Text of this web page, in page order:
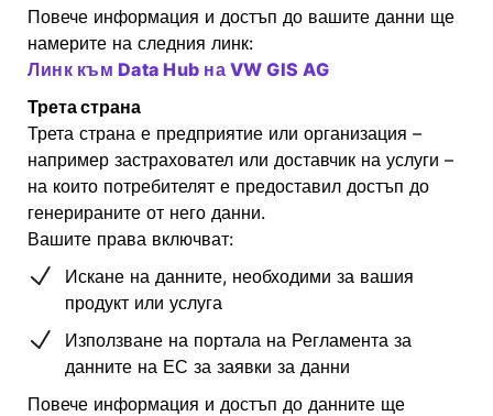
Повече информация и достъп до вашите данни ще
намерите на следния линк:
Линк към Data Hub на VW GIS AG
Трета страна
Трета страна е предприятие или организация –
например застраховател или доставчик на услуги –
на които потребителят е предоставил достъп до
генерираните от него данни.
Вашите права включват:
Искане на данните, необходими за вашия
продукт или услуга
Използване на портала на Регламента за
данните на ЕС за заявки за данни
Повече информация и достъп до данните ще